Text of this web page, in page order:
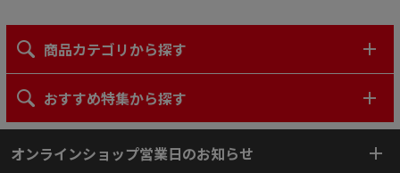
商品カテゴリから探す
おすすめ特集から探す
オンラインショップ営業日のお知らせ